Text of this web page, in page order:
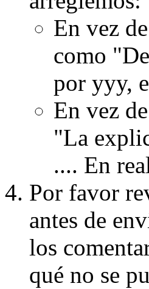
En vez
como
por yyy,
En vez
"La
.... En
Por favor
antes de
los
qué no se